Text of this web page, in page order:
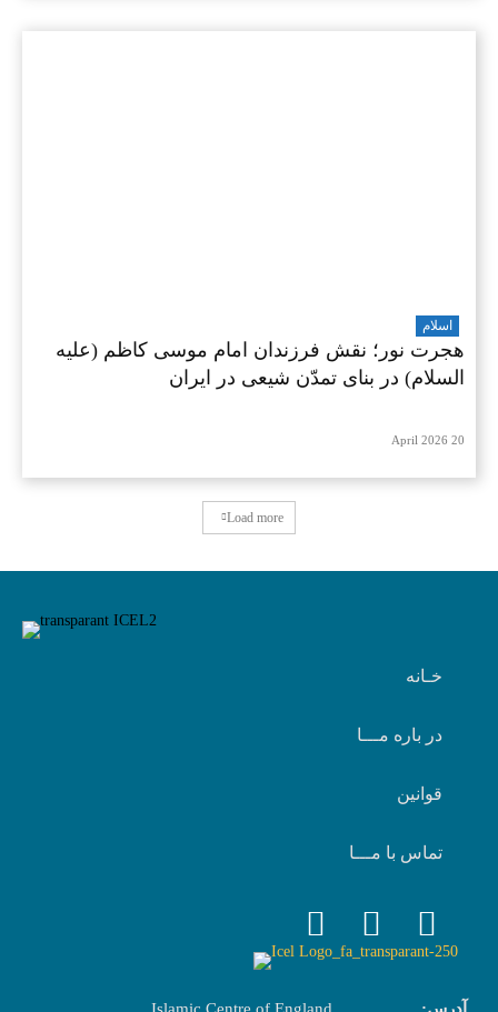
اسلام
هجرت نور؛ نقش فرزندان امام موسی کاظم (علیه
السلام) در بنای تمدّن شیعی در ایران
20 April 2026
Load more
خـانه
در باره مـــا
قوانین
تماس با مـــا
Islamic Centre of England آدرس: